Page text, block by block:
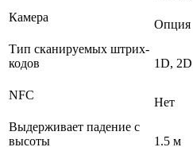
Камера
Опция
Тип сканируемых штрих-
кодов
1D, 2D
NFC
Нет
Выдерживает падение с
высоты
1.5 м